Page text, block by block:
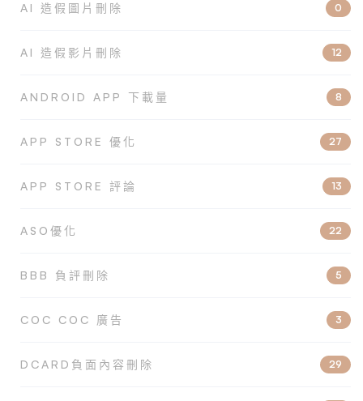
AI 造假圖片刪除 0
AI 造假影片刪除 12
ANDROID APP 下載量 8
APP STORE 優化 27
APP STORE 評論 13
ASO優化 22
BBB 負評刪除 5
COC COC 廣告 3
DCARD負面內容刪除 29